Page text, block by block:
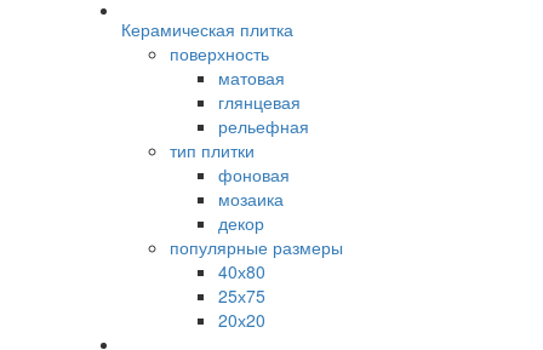
Керамическая плитка
поверхность
матовая
глянцевая
рельефная
тип плитки
фоновая
мозаика
декор
популярные размеры
40х80
25х75
20х20